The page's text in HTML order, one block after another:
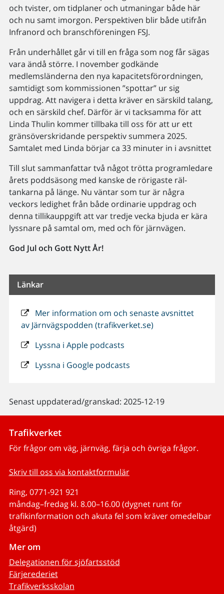
och tvister, om tidplaner och utmaningar både här
och nu samt imorgon. Perspektiven blir både utifrån
Infranord och branschföreningen FSJ.
Från underhållet går vi till en fråga som nog får sägas
vara ändå större. I november godkände
medlemsländerna den nya kapacitetsförordningen,
samtidigt som kommissionen ”spottar” ur sig
uppdrag. Att navigera i detta kräver en särskild talang,
och en särskild chef. Därför är vi tacksamma för att
Linda Thulin kommer tillbaka till oss för att ur ett
gränsöverskridande perspektiv summera 2025.
Samtalet med Linda börjar ca 33 minuter in i avsnittet
Till slut sammanfattar två något trötta programledare
årets poddsäsong med kanske de rörigaste räl-
tankarna på länge. Nu väntar som tur är några
veckors ledighet från både ordinarie uppdrag och
denna tillikauppgift att var tredje vecka bjuda er kära
lyssnare på samtal om, med och för järnvägen.
God Jul och Gott Nytt År!
Länkar
Mer information om och senaste avsnittet
av Järnvägspodden (trafikverket.se)
Lyssna i Apple podcasts
Lyssna i Google podcasts
Senast uppdaterad/granskad: 2025-12-19
Trafikverket
För frågor om väg, järnväg, färja och övriga frågor.
Skriv till oss via kontaktformulär
Ring, 0771-921 921
måndag–fredag kl. 8.00–16.00 (dygnet runt för
trafikinformation och akuta fel som kräver omedelbar
åtgärd)
Mer om
Delegationen för sjöfartsstöd
Färjerederiet
Trafikverksskolan